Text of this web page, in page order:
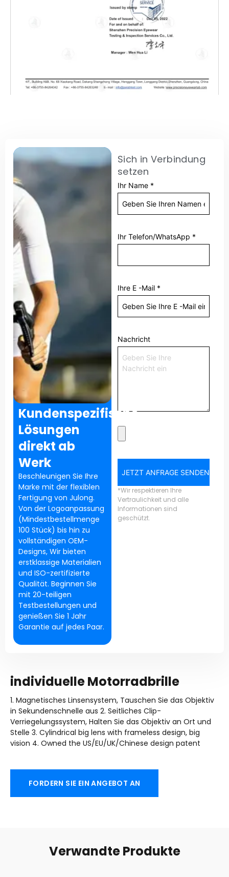
Sich in Verbindung
setzen
Ihr Name *
Ihr Telefon/WhatsApp *
Ihre E -Mail *
Nachricht
JETZT ANFRAGE SENDEN
*Wir respektieren Ihre
Vertraulichkeit und alle
Informationen sind
geschützt.
Kundenspezifische
Lösungen
direkt ab
Werk
Beschleunigen Sie Ihre
Marke mit der flexiblen
Fertigung von Julong.
Von der Logoanpassung
(Mindestbestellmenge
100 Stück) bis hin zu
vollständigen OEM-
Designs, Wir bieten
erstklassige Materialien
und ISO-zertifizierte
Qualität. Beginnen Sie
mit 20-teiligen
Testbestellungen und
genießen Sie 1 Jahr
Garantie auf jedes Paar.
individuelle Motorradbrille
1. Magnetisches Linsensystem, Tauschen Sie das Objektiv
in Sekundenschnelle aus 2. Seitliches Clip-
Verriegelungssystem, Halten Sie das Objektiv an Ort und
Stelle 3. Cylindrical big lens with frameless design, big
vision 4. Owned the US/EU/UK/Chinese design patent
FORDERN SIE EIN ANGEBOT AN
Verwandte Produkte